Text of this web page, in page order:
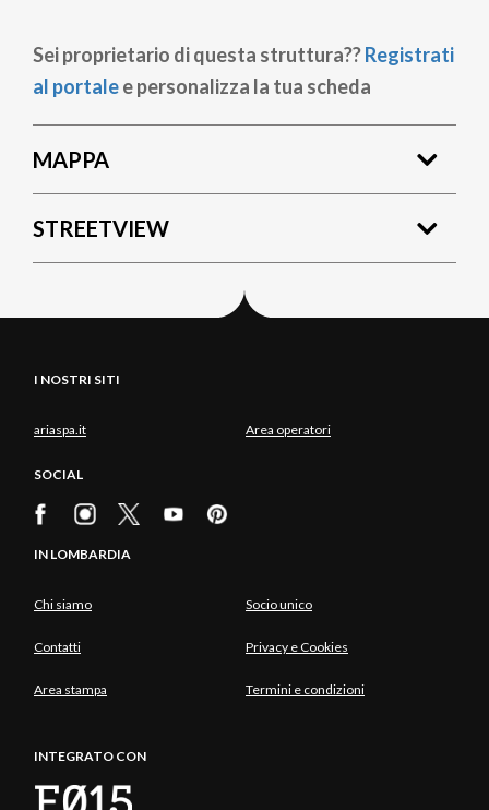
Sei proprietario di questa struttura??Registrati
al portalee personalizza la tua scheda
MAPPA
STREETVIEW
I NOSTRI SITI
ariaspa.it Area operatori
SOCIAL
IN LOMBARDIA
Chi siamo Socio unico
Contatti Privacy e Cookies
Area stampa Termini e condizioni
INTEGRATO CON